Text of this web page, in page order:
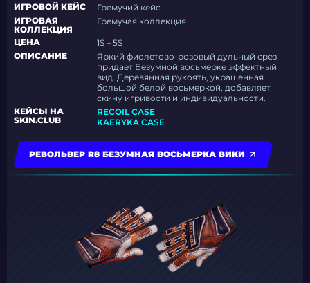
ИГРОВОЙ КЕЙС
Гремучий кейс
ИГРОВАЯ
КОЛЛЕКЦИЯ
Гремучая коллекция
ЦЕНА
1$ – 5$
ОПИСАНИЕ
Яркий фиолетово-розовый дульный срез
придает Безумной восьмерке эффектный
вид. Деревянная рукоять, украшенная
большой белой восьмеркой, добавляет
скину игривости и индивидуальности.
КЕЙСЫ НА
SKIN.CLUB
RECOIL CASE
KAERYKA CASE
РЕВОЛЬВЕР R8 БЕЗУМНАЯ ВОСЬМЕРКА ВИКИ